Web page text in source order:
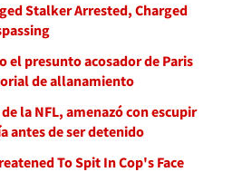
Stalker Arrested, Charged
el presunto acosador de Paris
de allanamiento
la NFL, amenazó con escupir
antes de ser detenido
To Spit In Cop's Face